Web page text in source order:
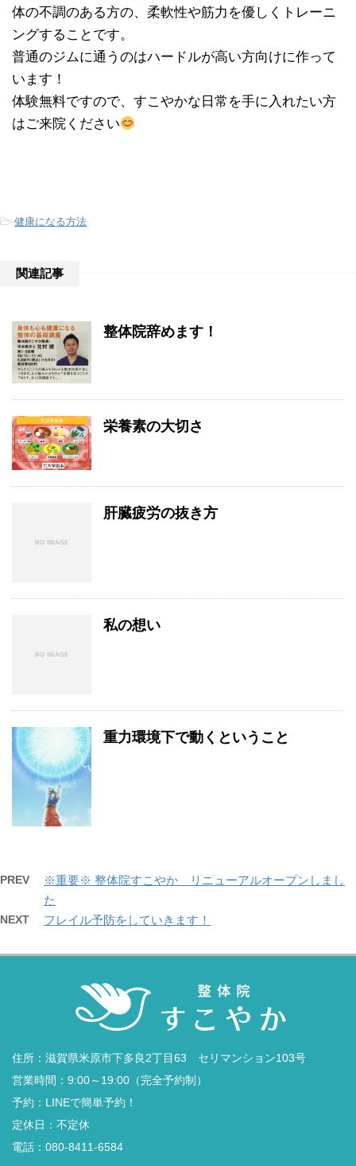
体の不調のある方の、柔軟性や筋力を優しくトレーニ
ングすることです。
普通のジムに通うのはハードルが高い方向けに作って
います！
体験無料ですので、すこやかな日常を手に入れたい方
はご来院ください
-健康になる方法
関連記事
整体院辞めます！
栄養素の大切さ
肝臓疲労の抜き方
私の想い
重力環境下で動くということ
PREV
※重要※ 整体院すこやか リニューアルオープンしまし
た
NEXT フレイル予防をしていきます！
住所：滋賀県米原市下多良2丁目63 セリマンション103号
営業時間：9:00～19:00（完全予約制）
予約：LINEで簡単予約！
定休日：不定休
電話： 080-8411-6584